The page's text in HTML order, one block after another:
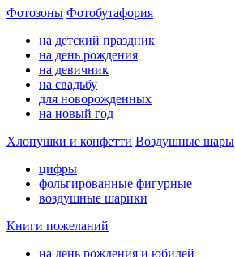
Фотозоны Фотобутафория
на детский праздник
на день рождения
на девичник
на свадьбу
для новорожденных
на новый год
Хлопушки и конфетти Воздушные шары
цифры
фольгированные фигурные
воздушные шарики
Книги пожеланий
на день рождения и юбилей